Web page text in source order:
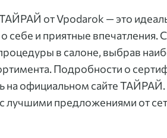
от Vpodarok — это
себе и приятные
в салоне, выбрав
Подробности о
на официальном сайте ТАЙРАЙ.
лучшими предложениями от